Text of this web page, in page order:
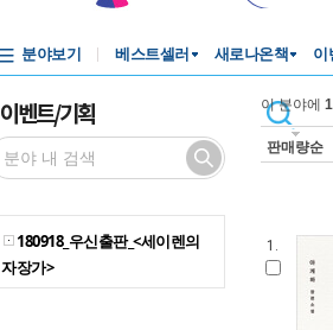
분야보기 베스트셀러 새로나온책 이
이벤트/기획
180918_우신출판_<세이렌의
자장가>
이 분야에
판매량순
1.